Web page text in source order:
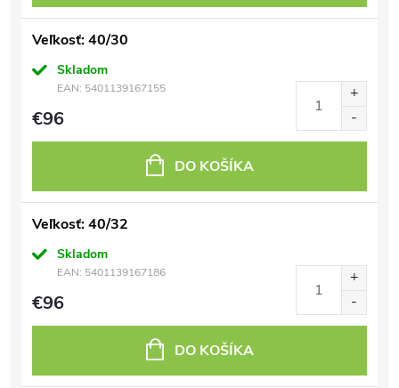
Veľkosť: 40/30
Skladom
EAN: 5401139167155
€96
DO KOŠÍKA
Veľkosť: 40/32
Skladom
EAN: 5401139167186
€96
DO KOŠÍKA